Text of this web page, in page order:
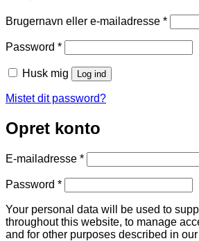
Brugernavn eller e-mailadresse *
Password *Påkrævet
Husk mig Log ind
Mistet dit password?
Opret konto
E-mailadresse *Påkrævet
Password *Påkrævet
Your personal data will be used to
throughout this website, to manage
and for other purposes described in our